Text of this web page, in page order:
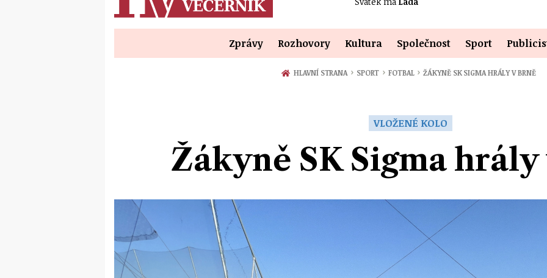
Zprávy Rozhovory Kultura Společnost Sport
HLAVNÍ STRANA › SPORT › FOTBAL › ŽÁKYNĚ SK SIGMA HRÁLY V BRNĚ
VLOŽENÉ KOLO
Žákyně SK Sigma